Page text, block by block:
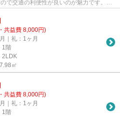
で交通の利便性が良いのが魅力です。こ
共益費 8,000円)
｜礼：1ヶ月
1階
2LDK
㎡
共益費 8,000円)
｜礼：1ヶ月
1階